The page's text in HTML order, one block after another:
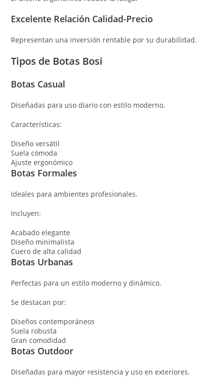
Excelente Relación Calidad-Precio
Representan una inversión rentable por su durabilidad.
Tipos de Botas Bosi
Botas Casual
Diseñadas para uso diario con estilo moderno.
Características:
Diseño versátil
Suela cómoda
Ajuste ergonómico
Botas Formales
Ideales para ambientes profesionales.
Incluyen:
Acabado elegante
Diseño minimalista
Cuero de alta calidad
Botas Urbanas
Perfectas para un estilo moderno y dinámico.
Se destacan por:
Diseños contemporáneos
Suela robusta
Gran comodidad
Botas Outdoor
Diseñadas para mayor resistencia y uso en exteriores.